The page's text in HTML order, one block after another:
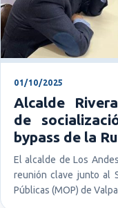
01/10/2025
Alcalde
de
bypass de la
El alcalde de Los
reunión clave junto al
Públicas (MOP) de